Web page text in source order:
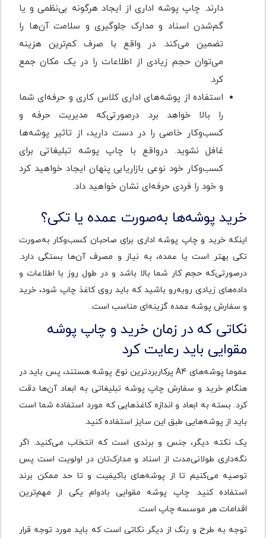
دارند. چاپ پوشه اداری از ایجاد هرگونه بی‌نظمی و یا
گم‌شدن اسناد و مدارک جلوگیری و سلامت آن‌ها را
تضمین می‌کند. در واقع با صرف کم‌ترین هزینه
می‌توان حجم زیادی از اطلاعات را در یک مکان جمع
کرد.
استفاده از پوشه‌های اداری کلاس کاری و حرفه‌ای شما
را بالا خواهد برد. در‌صورتی‌که مدیریت حرفه و
کسب‌وکار خاصی را در دست دارید، از تاثیر پوشه‌ها
غافل نشوید. در‌واقع با چاپ پوشه تبلیغاتی برای
کسب‌وکار خود نوعی بازاریابی پنهان ایجاد خواهید کرد
و خود را فردی حرفه‌ای نشان خواهید داد.
خرید پوشه‌ها به‌صورت عمده یا تکی؟
اینکه خرید و چاپ پوشه اداری برای صاحبان کسب‌وکار به‌صورت
تکی بهتر است یا عمده، به نیاز و مصرف آن‌ها بستگی دارد.
درصورتی‌که حجم کار شما بالا باشد و در طول روز با اطلاعات و
داده‌های زیادی روبه‌رو باشید که باید روی کاغذ چاپ شود، خرید
و سفارش پوشه عمده گزینه‌ای مناسب است.
نکاتی که در زمان خرید و چاپ پوشه
مقوایی باید رعایت کرد
عموما پوشه‌های A4 پرکاربردترین نوع پوشه هستند، پس باید در
هنگام خرید و سفارش چاپ پوشه تبلیغاتی به ابعاد آن‌ها دقت
کرد. بسته به ابعاد و اندازه کاغذهایی که مورد استفاده شما است
باید از پوشه‌هایی طبق این سایز استفاده کنید.
یک نکته دیگر، جنس و برندی است که انتخاب می‌کنید. اگر
نگه‌داری طولانی‌مدت از اسناد و مدارک‌تان در اولویت است پس
توصیه می‌کنیم تا از پوشه‌های با‌کیفیت و تا حد ممکن برند
استفاده کنید. چاپ پوشه مقوایی بادوام یکی از مهم‌ترین
اقدامات هر موسسه چاپ است.
توجه به طرح و رنگ از دیگر نکاتی است که باید مورد توجه قرار